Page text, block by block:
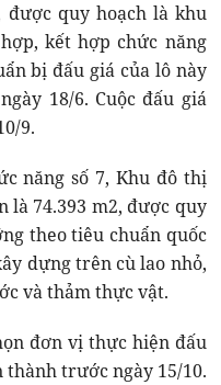
được quy hoạch là khu
kết hợp chức năng
bị đấu giá của lô này
18/6. Cuộc đấu giá
9.
năng số 7, Khu đô thị
là 74.393 m2, được quy
theo tiêu chuẩn quốc
dựng trên cù lao nhỏ,
và thảm thực vật.
đơn vị thực hiện đấu
thành trước ngày 15/10.